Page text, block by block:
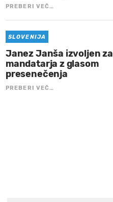
PREBERI VEČ…
SLOVENIJA
Janez Janša izvoljen za
mandatarja z glasom
presenečenja
PREBERI VEČ…